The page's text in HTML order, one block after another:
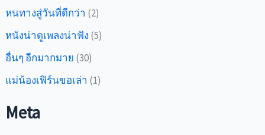
หนทางสู่วันที่ดีกว่า (2)
หนังน่าดูเพลงน่าฟัง (5)
อื่นๆ อีกมากมาย (30)
แม่น้องเฟิร์นขอเล่า (1)
Meta